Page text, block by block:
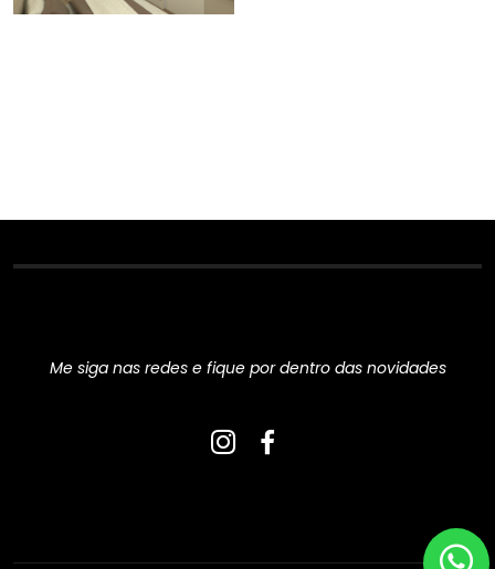
Me siga nas redes e fique por dentro das novidades